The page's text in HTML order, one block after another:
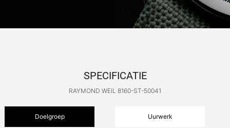
SPECIFICATIE
RAYMOND WEIL 8160-ST-50041
Doelgroep Uurwerk